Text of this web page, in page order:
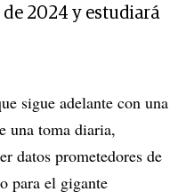
2024 y estudiará
sigue adelante con una
una toma diaria,
datos prometedores de
para el gigante